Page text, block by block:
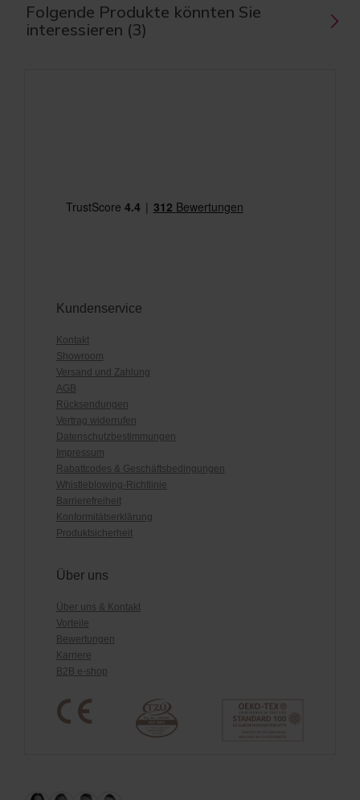
Folgende Produkte könnten Sie
interessieren (3)
Kundenservice
Kontakt
Showroom
Versand und Zahlung
AGB
Rücksendungen
Vertrag widerrufen
Datenschutzbestimmungen
Impressum
Rabattcodes & Geschäftsbedingungen
Whistleblowing-Richtlinie
Barrierefreiheit
Konformitätserklärung
Produktsicherheit
Über uns
Über uns & Kontakt
Vorteile
Bewertungen
Karriere
B2B e-shop